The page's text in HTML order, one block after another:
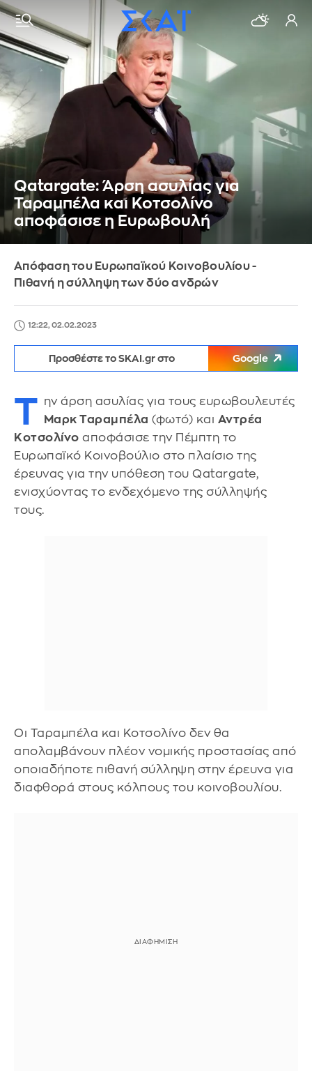
Qatargate: Άρση ασυλίας για
Ταραμπέλα και Κοτσολίνο
αποφάσισε η Ευρωβουλή
Απόφαση του Ευρωπαϊκού Κοινοβουλίου -
Πιθανή η σύλληψη των δύο ανδρών
12:22, 02.02.2023
Προσθέστε το SKAI.gr στο Google
Τ ην άρση ασυλίας για τους ευρωβουλευτές
Μαρκ Ταραμπέλα (φωτό) και Αντρέα
Κοτσολίνο αποφάσισε την Πέμπτη το
Ευρωπαϊκό Κοινοβούλιο στο πλαίσιο της
έρευνας για την υπόθεση του Qatargate,
ενισχύοντας το ενδεχόμενο της σύλληψής
τους.
Οι Ταραμπέλα και Κοτσολίνο δεν θα
απολαμβάνουν πλέον νομικής προστασίας από
οποιαδήποτε πιθανή σύλληψη στην έρευνα για
διαφθορά στους κόλπους του κοινοβουλίου.